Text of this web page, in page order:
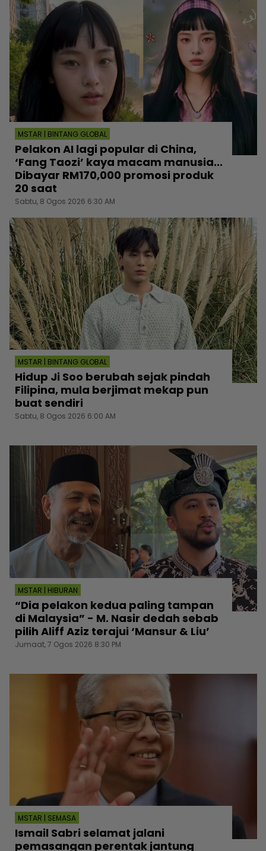
MSTAR | BINTANG GLOBAL
Pelakon AI lagi popular di China,
‘Fang Taozi’ kaya macam manusia...
Dibayar RM170,000 promosi produk
20 saat
Sabtu, 8 Ogos 2026 6:30 AM
MSTAR | BINTANG GLOBAL
Hidup Ji Soo berubah sejak pindah
Filipina, mula berjimat mekap pun
buat sendiri
Sabtu, 8 Ogos 2026 6:00 AM
MSTAR | HIBURAN
“Dia pelakon kedua paling tampan
di Malaysia” - M. Nasir dedah sebab
pilih Aliff Aziz terajui ‘Mansur & Liu’
Jumaat, 7 Ogos 2026 8:30 PM
MSTAR | SEMASA
Ismail Sabri selamat jalani
pemasangan perentak jantung